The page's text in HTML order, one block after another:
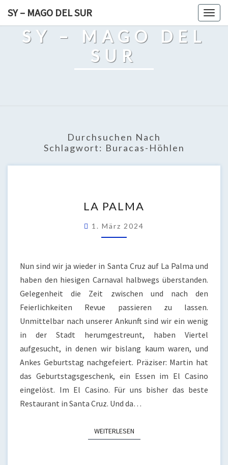
content
SY – MAGO DEL SUR
SY – MAGO DEL
SUR
Durchsuchen Nach
Schlagwort: Buracas-Höhlen
PALMA
LA PALMA
1. März 2024
Nun sind wir ja wieder in Santa Cruz auf La Palma und
haben den hiesigen Carnaval halbwegs überstanden.
Gelegenheit die Zeit zwischen und nach den
Feierlichkeiten Revue passieren zu lassen.
Unmittelbar nach unserer Ankunft sind wir ein wenig
in der Stadt herumgestreunt, haben Viertel
aufgesucht, in denen wir bislang kaum waren, und
Ankes Geburtstag nachgefeiert. Präziser: Martin hat
das Geburtstagsgeschenk, ein Essen im El Casino
eingelöst. Im El Casino. Für uns bisher das beste
Restaurant in Santa Cruz. Und da…
WEITERLESENWEITERLESEN